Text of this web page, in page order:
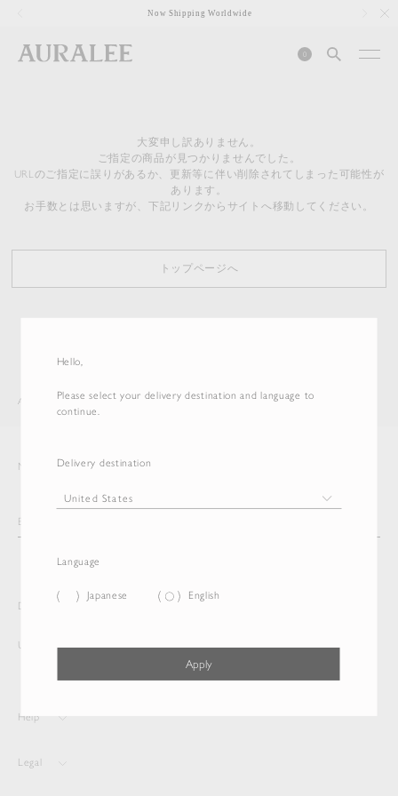
Hello,
Please select your delivery destination and language to
continue.
Delivery destination
Language
Japanese English
Apply
Now Shipping Worldwide
0
大変申し訳ありません。
ご指定の商品が見つかりませんでした。
URLのご指定に誤りがあるか、更新等に伴い削除されてしまった可能性が
あります。
お手数とは思いますが、下記リンクからサイトへ移動してください。
トップページへ
AURALEE ITEM
Newsletter
Delivery destination and Language
United States English
Help
Legal